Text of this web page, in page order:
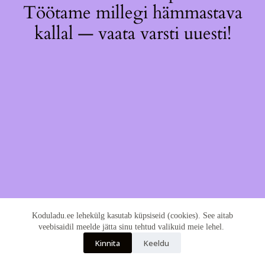
Koduladu.ee lehekülg kasutab küpsiseid (cookies). See aitab
veebisaidil meelde jätta sinu tehtud valikuid meie lehel.
Kinnita Keeldu
Töötame millegi hämmastava
kallal — vaata varsti uuesti!